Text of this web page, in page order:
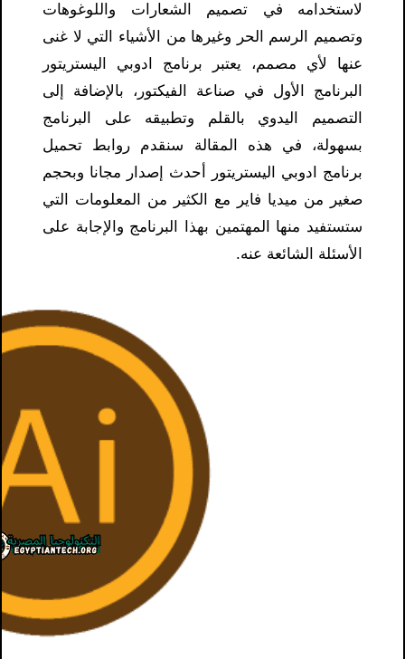
لاستخدامه في تصميم الشعارات واللوغوهات
وتصميم الرسم الحر وغيرها من الأشياء التي لا غنى
عنها لأي مصمم، يعتبر برنامج ادوبي اليستريتور
البرنامج الأول في صناعة الفيكتور، بالإضافة إلى
التصميم اليدوي بالقلم وتطبيقه على البرنامج
بسهولة، في هذه المقالة سنقدم روابط تحميل
برنامج ادوبي اليستريتور أحدث إصدار مجانا وبحجم
صغير من ميديا ​​فاير مع الكثير من المعلومات التي
ستستفيد منها المهتمين بهذا البرنامج والإجابة على
الأسئلة الشائعة عنه.